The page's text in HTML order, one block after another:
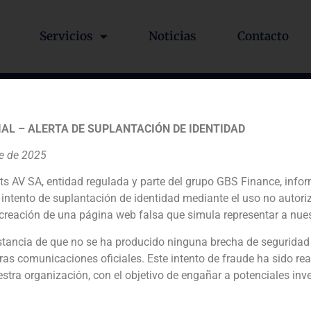
Servicios Noticias Contacto
GBS Finance, analiza
a la banca privada
y atención personalizada son los principios de
– ALERTA DE SUPLANTACIÓN DE IDENTIDAD
de 2025
AV SA, entidad regulada y parte del grupo GBS Finance,
de suplantación de identidad mediante el uso no
de una página web falsa que simula representar a
de que no se ha producido ninguna brecha de
comunicaciones oficiales. Este intento de fraude ha sido
organización, con el objetivo de engañar a potenciales